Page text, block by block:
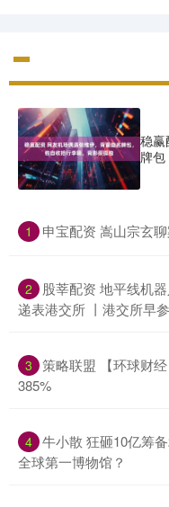
稳赢
牌
1 申宝配资 嵩山宗玄
2
股莘配资 地平线机
递表港交所 丨港交所早参
3 策略联盟 【环球财
385%
4 牛小散 狂砸10亿筹
全球第一博物馆？